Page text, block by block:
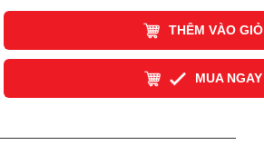
THÊM VÀO GIỎ
MUA NGAY